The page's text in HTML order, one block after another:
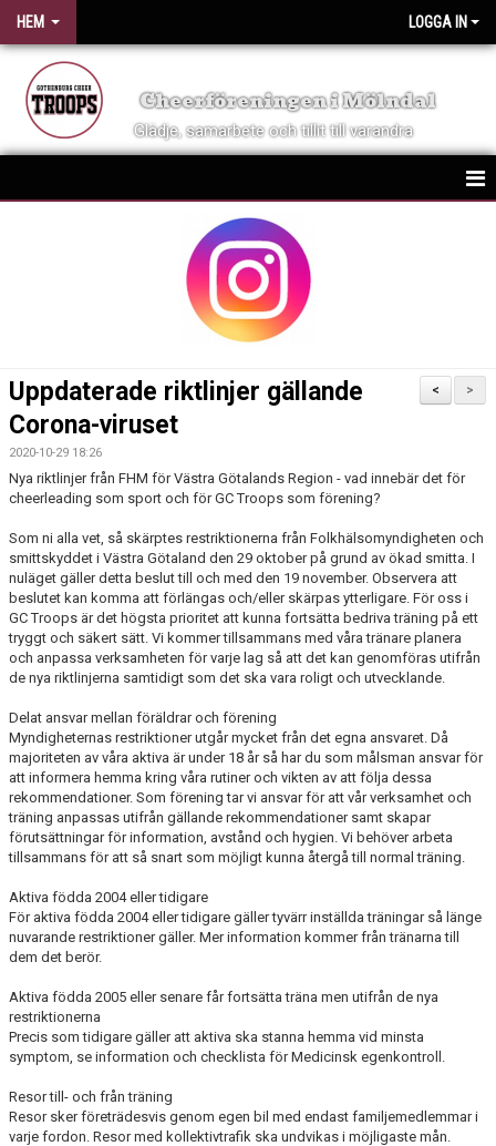
HEM LOGGA IN
Cheerföreningen i Mölndal
Glädje, samarbete och tillit till varandra
VID SKADA
BILDGALLERI
DOKUMENT
BÖRJA HOS GC TROOPS!
>
<
Uppdaterade riktlinjer gällande
Corona-viruset
2020-10-29 18:26
Nya riktlinjer från FHM för Västra Götalands Region - vad innebär det för
cheerleading som sport och för GC Troops som förening?
Som ni alla vet, så skärptes restriktionerna från Folkhälsomyndigheten och
smittskyddet i Västra Götaland den 29 oktober på grund av ökad smitta. I
nuläget gäller detta beslut till och med den 19 november. Observera att
beslutet kan komma att förlängas och/eller skärpas ytterligare. För oss i
GC Troops är det högsta prioritet att kunna fortsätta bedriva träning på ett
tryggt och säkert sätt. Vi kommer tillsammans med våra tränare planera
och anpassa verksamheten för varje lag så att det kan genomföras utifrån
de nya riktlinjerna samtidigt som det ska vara roligt och utvecklande.
Delat ansvar mellan föräldrar och förening
Myndigheternas restriktioner utgår mycket från det egna ansvaret. Då
majoriteten av våra aktiva är under 18 år så har du som målsman ansvar för
att informera hemma kring våra rutiner och vikten av att följa dessa
rekommendationer. Som förening tar vi ansvar för att vår verksamhet och
träning anpassas utifrån gällande rekommendationer samt skapar
förutsättningar för information, avstånd och hygien. Vi behöver arbeta
tillsammans för att så snart som möjligt kunna återgå till normal träning.
Aktiva födda 2004 eller tidigare
För aktiva födda 2004 eller tidigare gäller tyvärr inställda träningar så länge
nuvarande restriktioner gäller. Mer information kommer från tränarna till
dem det berör.
Aktiva födda 2005 eller senare får fortsätta träna men utifrån de nya
restriktionerna
Precis som tidigare gäller att aktiva ska stanna hemma vid minsta
symptom, se information och checklista för Medicinsk egenkontroll.
Resor till- och från träning
Resor sker företrädesvis genom egen bil med endast familjemedlemmar i
varje fordon. Resor med kollektivtrafik ska undvikas i möjligaste mån.